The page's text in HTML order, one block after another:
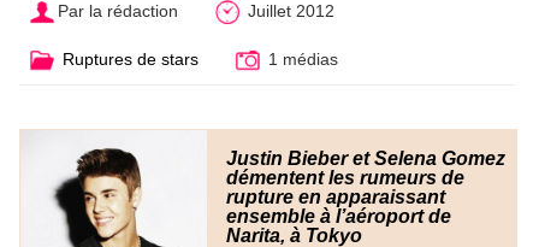
Par la rédaction Juillet 2012
Ruptures de stars 1 médias
Justin Bieber et Selena Gomez
démentent les rumeurs de
rupture en apparaissant
ensemble à l’aéroport de
Narita, à Tokyo